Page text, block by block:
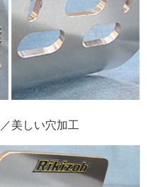
美しい穴加工